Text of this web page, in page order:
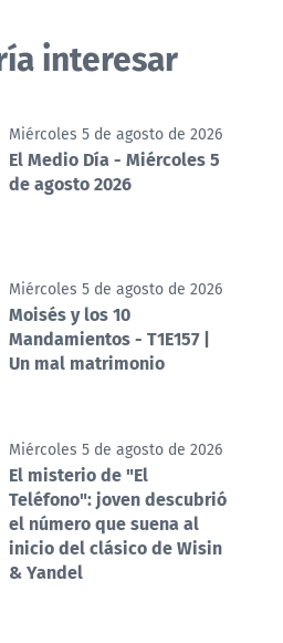
interesar
Miércoles 5 de agosto de 2026
El Medio Día - Miércoles 5
de agosto 2026
Miércoles 5 de agosto de 2026
Moisés y los 10
Mandamientos - T1E157 |
Un mal matrimonio
Miércoles 5 de agosto de 2026
El misterio de "El
Teléfono": joven descubrió
el número que suena al
inicio del clásico de Wisin
& Yandel